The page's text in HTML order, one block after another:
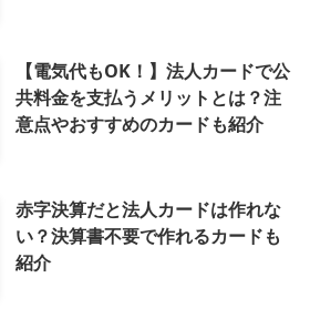
【電気代もOK！】法人カードで公
共料金を支払うメリットとは？注
意点やおすすめのカードも紹介
赤字決算だと法人カードは作れな
い？決算書不要で作れるカードも
紹介